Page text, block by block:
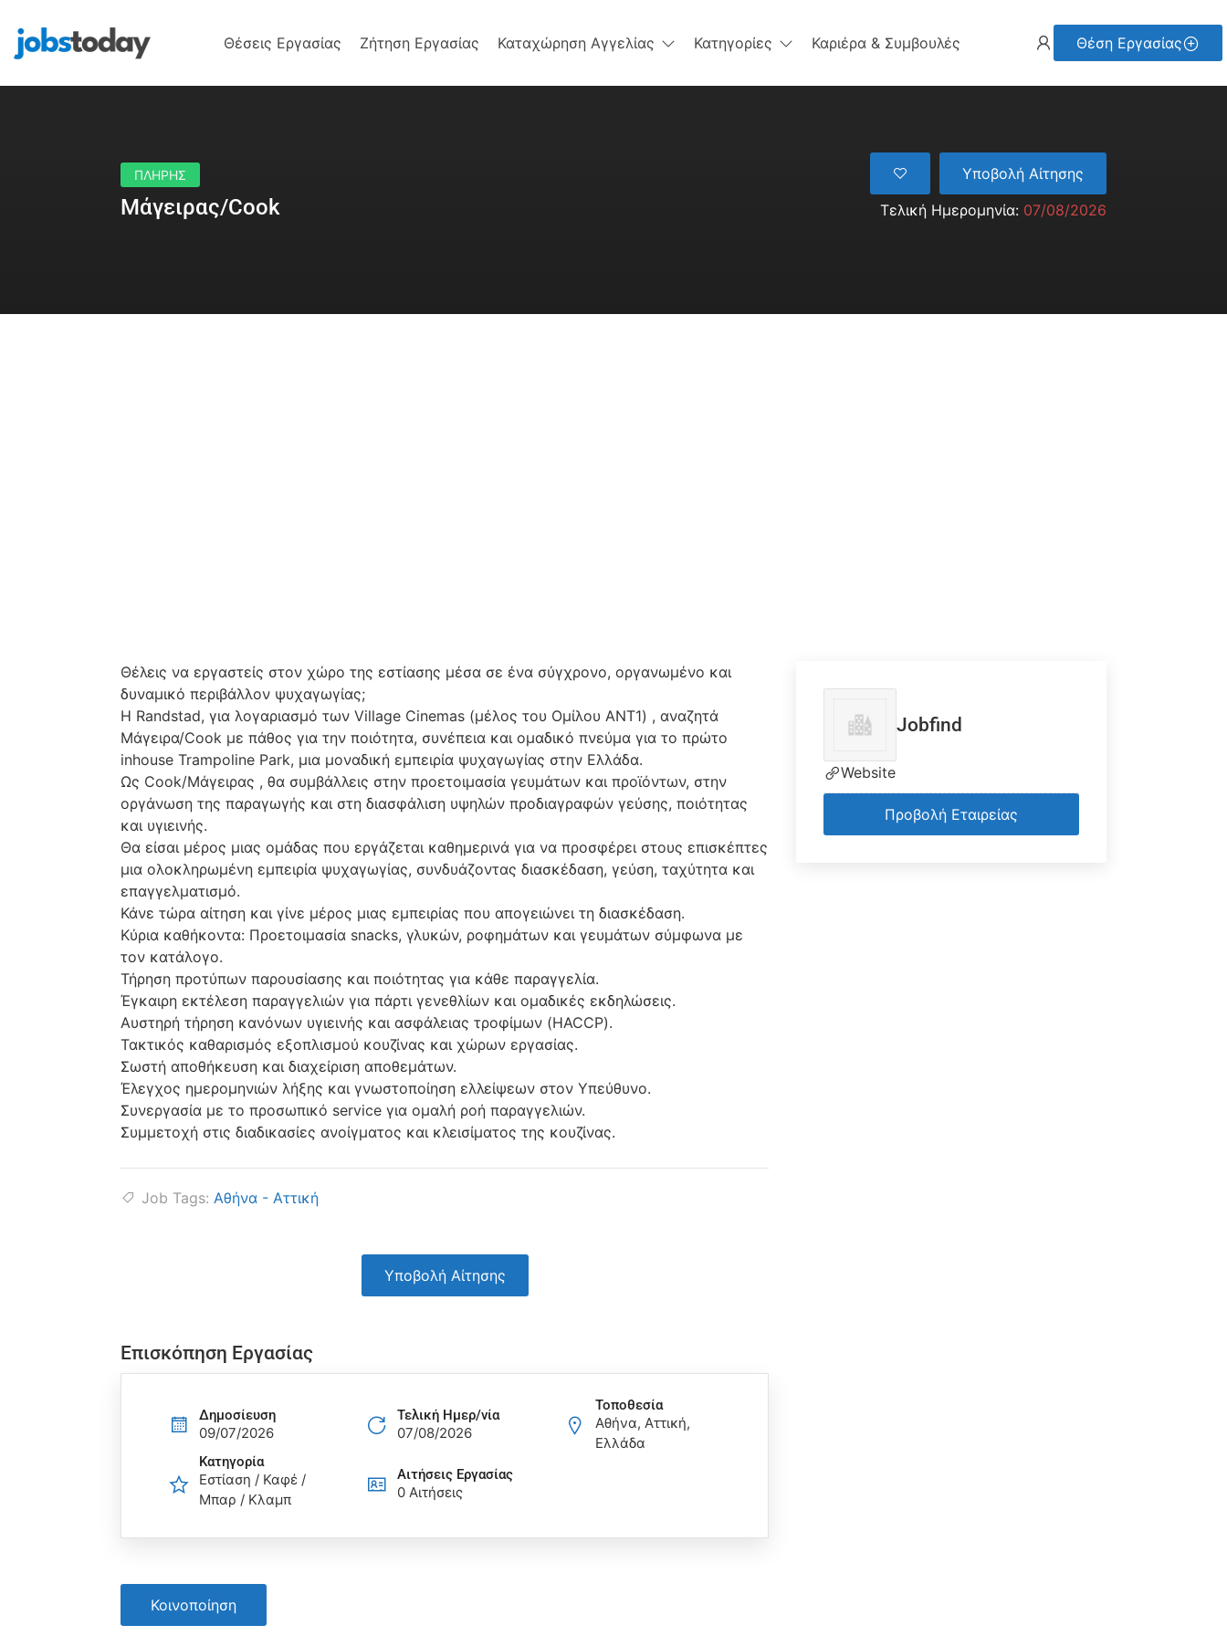
Θέσεις Εργασίας Ζήτηση Εργασίας Καταχώρηση Αγγελίας Κατηγορίες Καριέρα & Συμβουλές Θέση Εργασίας
ΠΛΗΡΗΣ
Μάγειρας/Cook
Υποβολή Αίτησης
Τελική Ημερομηνία: 07/08/2026
Θέλεις να εργαστείς στον χώρο της εστίασης μέσα σε ένα σύγχρονο, οργανωμένο και
δυναμικό περιβάλλον ψυχαγωγίας;
Η Randstad, για λογαριασμό των Village Cinemas (μέλος του Ομίλου ΑΝΤ1) , αναζητά
Μάγειρα/Cook με πάθος για την ποιότητα, συνέπεια και ομαδικό πνεύμα για το πρώτο
inhouse Trampoline Park, μια μοναδική εμπειρία ψυχαγωγίας στην Ελλάδα.
Ως Cook/Μάγειρας , θα συμβάλλεις στην προετοιμασία γευμάτων και προϊόντων, στην
οργάνωση της παραγωγής και στη διασφάλιση υψηλών προδιαγραφών γεύσης, ποιότητας
και υγιεινής.
Θα είσαι μέρος μιας ομάδας που εργάζεται καθημερινά για να προσφέρει στους επισκέπτες
μια ολοκληρωμένη εμπειρία ψυχαγωγίας, συνδυάζοντας διασκέδαση, γεύση, ταχύτητα και
επαγγελματισμό.
Κάνε τώρα αίτηση και γίνε μέρος μιας εμπειρίας που απογειώνει τη διασκέδαση.
Κύρια καθήκοντα: Προετοιμασία snacks, γλυκών, ροφημάτων και γευμάτων σύμφωνα με
τον κατάλογο.
Τήρηση προτύπων παρουσίασης και ποιότητας για κάθε παραγγελία.
Έγκαιρη εκτέλεση παραγγελιών για πάρτι γενεθλίων και ομαδικές εκδηλώσεις.
Αυστηρή τήρηση κανόνων υγιεινής και ασφάλειας τροφίμων (HACCP).
Τακτικός καθαρισμός εξοπλισμού κουζίνας και χώρων εργασίας.
Σωστή αποθήκευση και διαχείριση αποθεμάτων.
Έλεγχος ημερομηνιών λήξης και γνωστοποίηση ελλείψεων στον Υπεύθυνο.
Συνεργασία με το προσωπικό service για ομαλή ροή παραγγελιών.
Συμμετοχή στις διαδικασίες ανοίγματος και κλεισίματος της κουζίνας.
Job Tags: Αθήνα - Αττική
Υποβολή Αίτησης
Επισκόπηση Εργασίας
Δημοσίευση
09/07/2026
Τελική Ημερ/νία
07/08/2026
Τοποθεσία
Αθήνα, Αττική,
Ελλάδα
Κατηγορία
Εστίαση / Καφέ /
Μπαρ / Κλαμπ
Αιτήσεις Eργασίας
0 Αιτήσεις
Κοινοποίηση
Jobfind
Website
Προβολή Εταιρείας